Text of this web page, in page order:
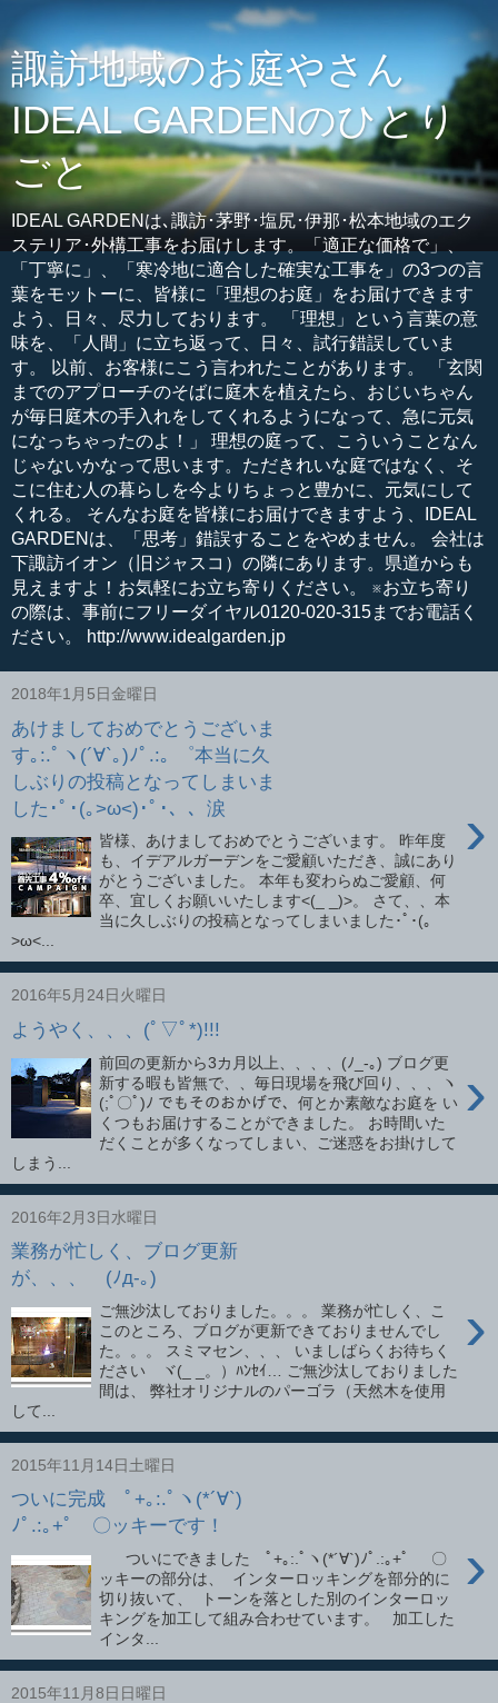
諏訪地域のお庭やさん
IDEAL GARDENのひとり
ごと
IDEAL GARDENは､諏訪･茅野･塩尻･伊那･松本地域のエク
ステリア･外構工事をお届けします。「適正な価格で」、
「丁寧に」、「寒冷地に適合した確実な工事を」の3つの言
葉をモットーに、皆様に「理想のお庭」をお届けできます
よう、日々、尽力しております。 「理想」という言葉の意
味を、「人間」に立ち返って、日々、試行錯誤していま
す。 以前、お客様にこう言われたことがあります。 「玄関
までのアプローチのそばに庭木を植えたら、おじいちゃん
が毎日庭木の手入れをしてくれるようになって、急に元気
になっちゃったのよ！」 理想の庭って、こういうことなん
じゃないかなって思います。ただきれいな庭ではなく、そ
こに住む人の暮らしを今よりちょっと豊かに、元気にして
くれる。 そんなお庭を皆様にお届けできますよう、IDEAL
GARDENは、「思考」錯誤することをやめません。 会社は
下諏訪イオン（旧ジャスコ）の隣にあります。県道からも
見えますよ！お気軽にお立ち寄りください。 ※お立ち寄り
の際は、事前にフリーダイヤル0120-020-315までお電話く
ださい。 http://www.idealgarden.jp
2018年1月5日金曜日
あけましておめでとうございま
す｡:.ﾟヽ(´∀`｡)ﾉﾟ.:｡ ゜本当に久
しぶりの投稿となってしまいま
した･ﾟ･(｡>ω<)･ﾟ･、、涙
›
皆様、あけましておめでとうございます。 昨年度
も、イデアルガーデンをご愛顧いただき、誠にあり
がとうございました。 本年も変わらぬご愛顧、何
卒、宜しくお願いいたします<(_ _)>。 さて、、本
当に久しぶりの投稿となってしまいました･ﾟ･(｡
>ω<...
2016年5月24日火曜日
ようやく、、、(ﾟ▽ﾟ*)!!!
›
前回の更新から3カ月以上、、、、(ﾉ_-｡) ブログ更
新する暇も皆無で、、毎日現場を飛び回り、、、ヽ
(;ﾟ〇ﾟ)ﾉ でもそのおかげで、何とか素敵なお庭を い
くつもお届けすることができました。 お時間いた
だくことが多くなってしまい、ご迷惑をお掛けして
しまう...
2016年2月3日水曜日
業務が忙しく、ブログ更新
が、、、 (ﾉд-｡)
›
ご無沙汰しておりました。。。 業務が忙しく、こ
このところ、ブログが更新できておりませんでし
た。。。 スミマセン、、、 いましばらくお待ちく
ださい ヾ(_ _。）ﾊﾝｾｲ… ご無沙汰しておりました
間は、 弊社オリジナルのパーゴラ（天然木を使用
して...
2015年11月14日土曜日
ついに完成 ﾟ+｡:.ﾟヽ(*´∀`)
ﾉﾟ.:｡+ﾟ 〇ッキーです！
›
ついにできました ﾟ+｡:.ﾟヽ(*´∀`)ﾉﾟ.:｡+ﾟ 〇
ッキーの部分は、 インターロッキングを部分的に
切り抜いて、 トーンを落とした別のインターロッ
キングを加工して組み合わせています。 加工した
インタ...
2015年11月8日日曜日